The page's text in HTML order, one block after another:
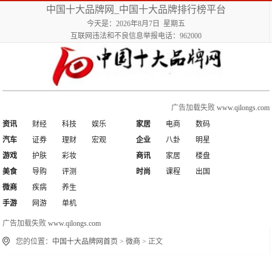
中国十大品牌网_中国十大品牌排行榜平台
今天是：2026年8月7日 星期五
互联网违法和不良信息举报电话：962000
广告加载失败 www.qilongs.com
资讯
财经 科技
娱乐
汽车
证券 理财 宏观
家居 电商
数码
企业
八卦
明星
游戏
护肤
彩妆
美食
导购 评测
商讯 家居
楼盘
时尚
课程
出国
微商
疾病
养生
手游
网游 单机
广告加载失败www.qilongs.com
您的位置： 中国十大品牌网首页 >微商 > 正文